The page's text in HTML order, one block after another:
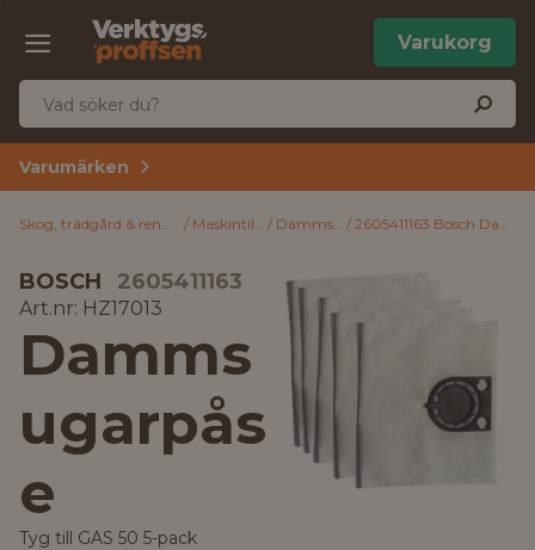
Varukorg
Varumärken
Skog, trädgård & rengöring Maskintillbehör Dammsugarpåsar 2605411163 Bosch Dammsugarpåse Tyg till GAS 50 5-pack
BOSCH 2605411163
Art.nr: HZ17013
Damms
ugarpås
e
Tyg till GAS 50 5-pack